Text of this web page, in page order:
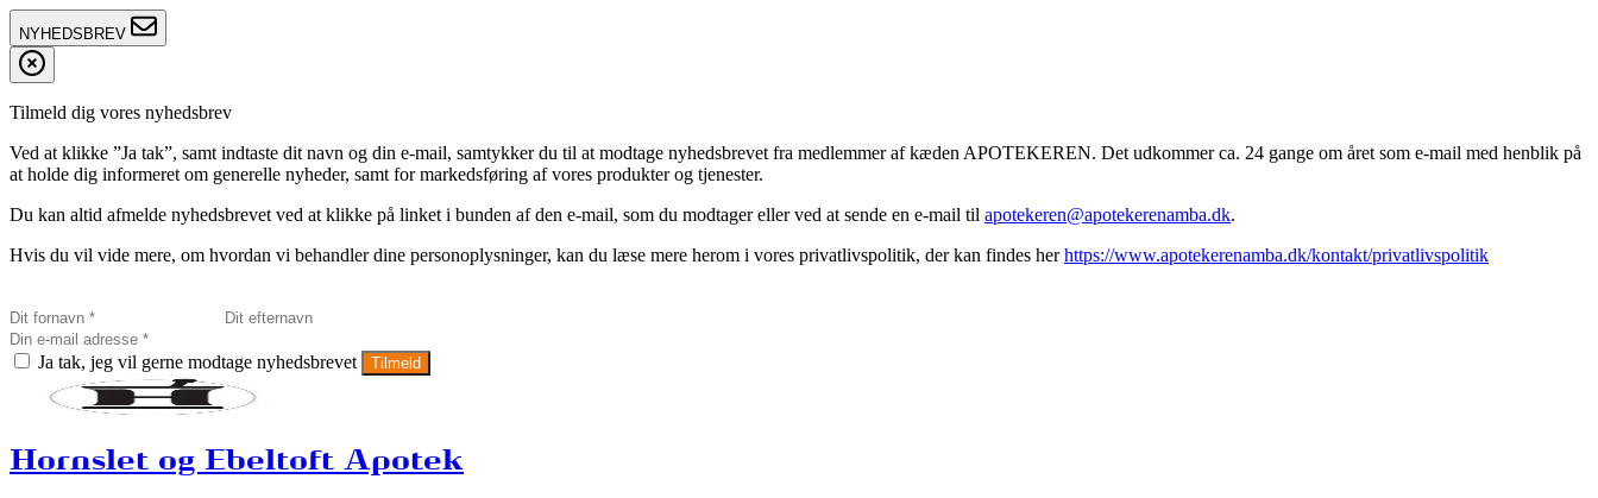
NYHEDSBREV
Tilmeld dig vores nyhedsbrev
Ved at klikke ”Ja tak”, samt indtaste dit navn og din e-mail, samtykker du til at modtage nyhedsbrevet fra medlemmer af kæden APOTEKEREN. Det udkommer ca. 24 gange om året som e-mail med henblik på
at holde dig informeret om generelle nyheder, samt for markedsføring af vores produkter og tjenester.
Du kan altid afmelde nyhedsbrevet ved at klikke på linket i bunden af den e-mail, som du modtager eller ved at sende en e-mail til apotekeren@apotekerenamba.dk.
Hvis du vil vide mere, om hvordan vi behandler dine personoplysninger, kan du læse mere herom i vores privatlivspolitik, der kan findes herhttps://www.apotekerenamba.dk/kontakt/privatlivspolitik
Ja tak, jeg vil gerne modtage nyhedsbrevet Tilmeld
Hornslet og Ebeltoft Apotek